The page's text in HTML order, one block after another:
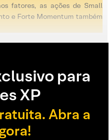
fatores, as ações de Small
e Forte Momentum também
para
XP
Abra a